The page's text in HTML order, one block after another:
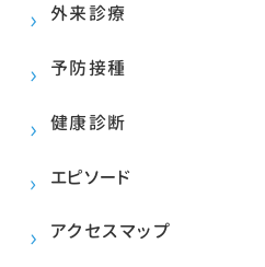
外来診療
予防接種
健康診断
エピソード
アクセスマップ